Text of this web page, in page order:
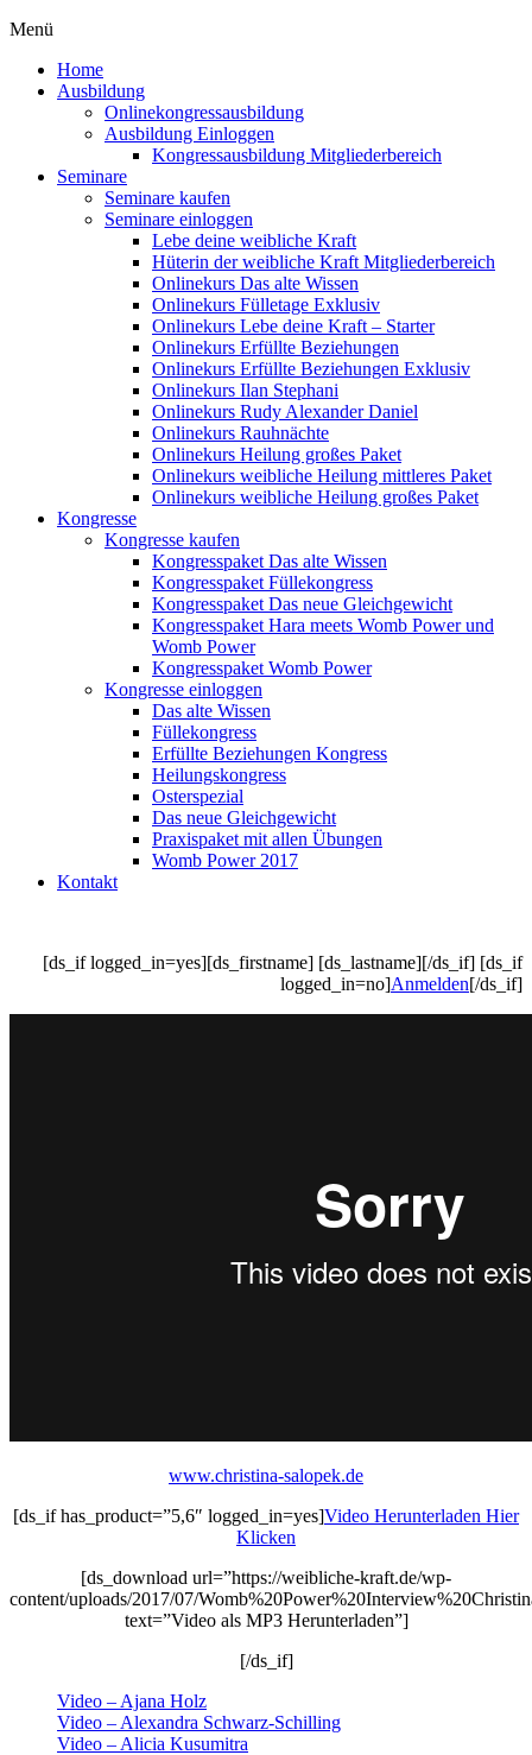
Menü
Home
Ausbildung
Onlinekongressausbildung
Ausbildung Einloggen
Kongressausbildung Mitgliederbereich
Seminare
Seminare kaufen
Seminare einloggen
Lebe deine weibliche Kraft
Hüterin der weibliche Kraft Mitgliederbereich
Onlinekurs Das alte Wissen
Onlinekurs Fülletage Exklusiv
Onlinekurs Lebe deine Kraft – Starter
Onlinekurs Erfüllte Beziehungen
Onlinekurs Erfüllte Beziehungen Exklusiv
Onlinekurs Ilan Stephani
Onlinekurs Rudy Alexander Daniel
Onlinekurs Rauhnächte
Onlinekurs Heilung großes Paket
Onlinekurs weibliche Heilung mittleres Paket
Onlinekurs weibliche Heilung großes Paket
Kongresse
Kongresse kaufen
Kongresspaket Das alte Wissen
Kongresspaket Füllekongress
Kongresspaket Das neue Gleichgewicht
Kongresspaket Hara meets Womb Power und
Womb Power
Kongresspaket Womb Power
Kongresse einloggen
Das alte Wissen
Füllekongress
Erfüllte Beziehungen Kongress
Heilungskongress
Osterspezial
Das neue Gleichgewicht
Praxispaket mit allen Übungen
Womb Power 2017
Kontakt
[ds_if logged_in=yes][ds_firstname] [ds_lastname][/ds_if] [ds_if
logged_in=no]Anmelden[/ds_if]
www.christina-salopek.de
[ds_if has_product=”5,6″ logged_in=yes]Video Herunterladen Hier
Klicken
[ds_download url=”https://weibliche-kraft.de/wp-
content/uploads/2017/07/
text=”Video als MP3 Herunterladen”]
[/ds_if]
Video – Ajana Holz
Video – Alexandra Schwarz-Schilling
Video – Alicia Kusumitra